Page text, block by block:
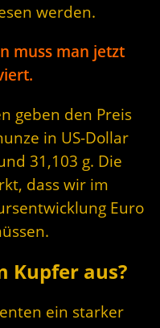
werden.
muss man jetzt
geben den Preis
in US-Dollar
31,103 g. Die
dass wir im
Euro
Kupfer aus?
ein starker